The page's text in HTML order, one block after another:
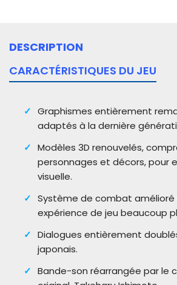
DESCRIPTION
CARACTÉRISTIQUES DU JEU
Graphismes entièrement
adaptés à la dernière
Modèles 3D renouvelés,
personnages et décors, pour
visuelle.
Système de combat
expérience de jeu beaucoup
Dialogues entièrement
japonais.
Bande-son réarrangée par le